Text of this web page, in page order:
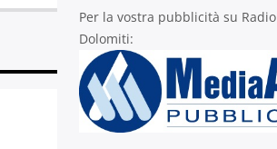
Per la vostra pubblicità su Radio
Dolomiti: